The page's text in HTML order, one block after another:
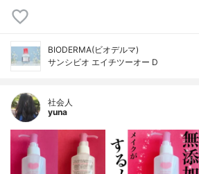
BIODERMA(ビオデルマ)
サンシビオ エイチツーオー D
社会人
yuna